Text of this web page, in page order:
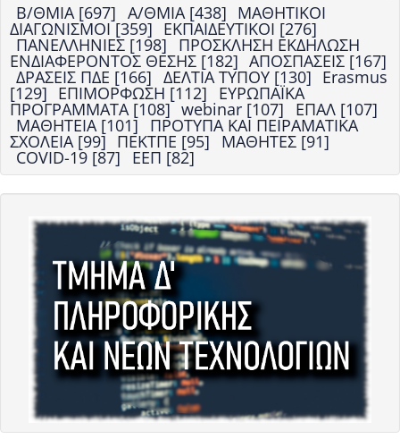
Β/ΘΜΙΑ [697] Α/ΘΜΙΑ [438] ΜΑΘΗΤΙΚΟΙ
ΔΙΑΓΩΝΙΣΜΟΙ [359] ΕΚΠΑΙΔΕΥΤΙΚΟΙ [276]
ΠΑΝΕΛΛΗΝΙΕΣ [198] ΠΡΟΣΚΛΗΣΗ ΕΚΔΗΛΩΣΗ
ΕΝΔΙΑΦΕΡΟΝΤΟΣ ΘΕΣΗΣ [182] ΑΠΟΣΠΑΣΕΙΣ [167]
ΔΡΑΣΕΙΣ ΠΔΕ [166] ΔΕΛΤΙΑ ΤΥΠΟΥ [130] Erasmus
[129] ΕΠΙΜΟΡΦΩΣΗ [112] ΕΥΡΩΠΑΪΚΑ
ΠΡΟΓΡΑΜΜΑΤΑ [108] webinar [107] ΕΠΑΛ [107]
ΜΑΘΗΤΕΙΑ [101] ΠΡΟΤΥΠΑ ΚΑΙ ΠΕΙΡΑΜΑΤΙΚΑ
ΣΧΟΛΕΙΑ [99] ΠΕΚΤΠΕ [95] ΜΑΘΗΤΕΣ [91]
COVID-19 [87] ΕΕΠ [82]